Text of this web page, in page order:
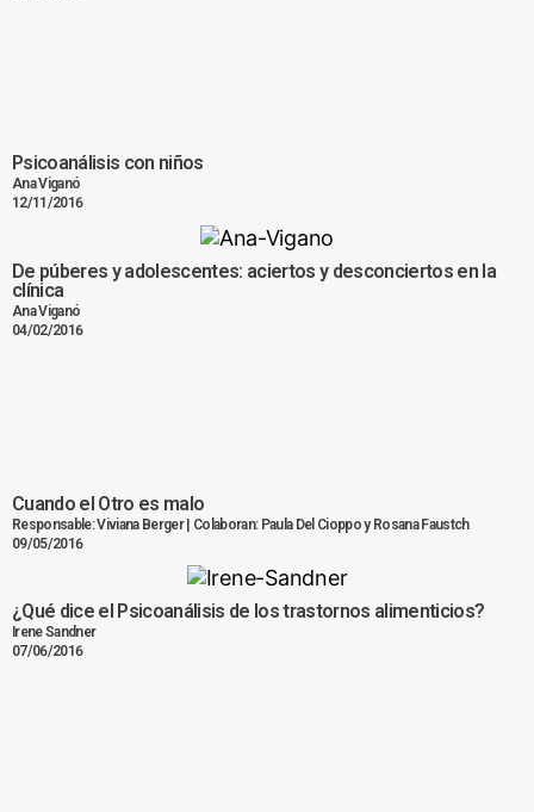
Psicoanálisis con niños
Ana Viganó
12/11/2016
De púberes y adolescentes: aciertos y desconciertos en la
clínica
Ana Viganó
04/02/2016
Cuando el Otro es malo
Responsable: Viviana Berger | Colaboran: Paula Del Cioppo y Rosana Faustch
09/05/2016
¿Qué dice el Psicoanálisis de los trastornos alimenticios?
Irene Sandner
07/06/2016